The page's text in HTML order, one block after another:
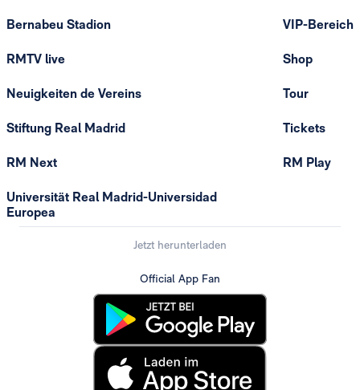
Bernabeu Stadion
RMTV live
Neuigkeiten de Vereins
Stiftung Real Madrid
RM Next
Universität Real Madrid-Universidad
Europea
VIP-Bereich
Shop
Tour
Tickets
RM Play
Jetzt herunterladen
Official App Fan